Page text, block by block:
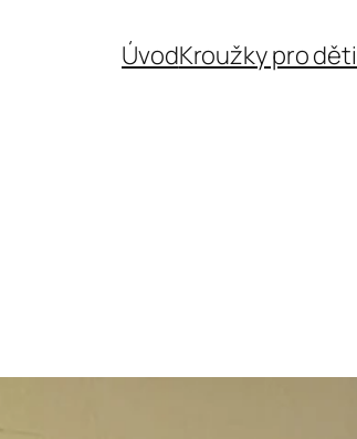
ÚvodKroužky pro děti